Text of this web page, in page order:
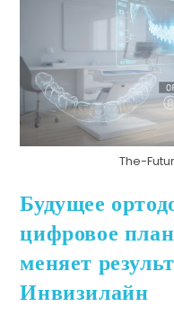
The-
Будущее
цифровое
меняет
Инвизилайн